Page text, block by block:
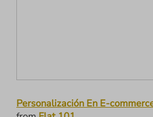
Personalización En E-